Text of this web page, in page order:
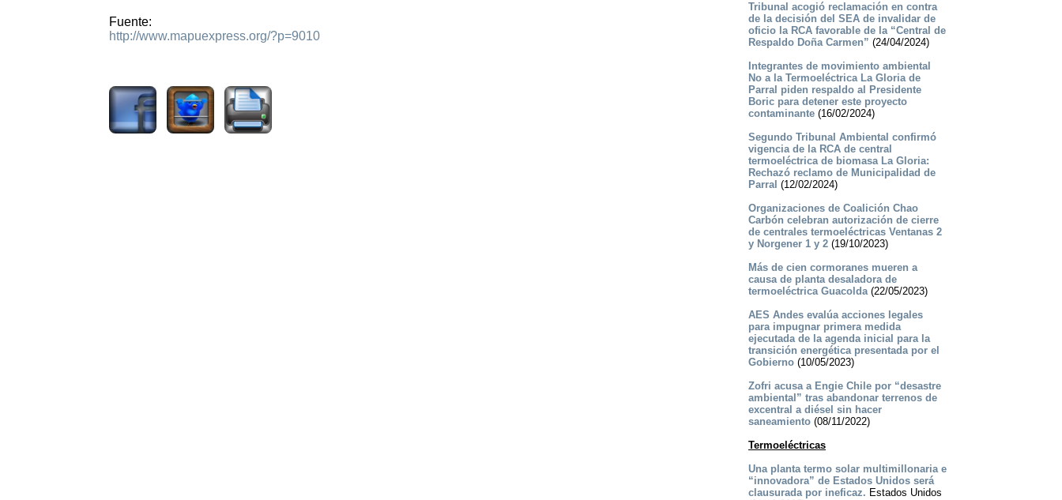
Fuente:
http://www.mapuexpress.org/?p=9010
Tribunal acogió reclamación en contra
de la decisión del SEA de invalidar de
oficio la RCA favorable de la “Central de
Respaldo Doña Carmen” (24/04/2024)
Integrantes de movimiento ambiental
No a la Termoeléctrica La Gloria de
Parral piden respaldo al Presidente
Boric para detener este proyecto
contaminante(16/02/2024)
Segundo Tribunal Ambiental confirmó
vigencia de la RCA de central
termoeléctrica de biomasa La Gloria:
Rechazó reclamo de Municipalidad de
Parral (12/02/2024)
Organizaciones de Coalición Chao
Carbón celebran autorización de cierre
de centrales termoeléctricas Ventanas 2
y Norgener 1 y 2(19/10/2023)
Más de cien cormoranes mueren a
causa de planta desaladora de
termoeléctrica Guacolda(22/05/2023)
AES Andes evalúa acciones legales
para impugnar primera medida
ejecutada de la agenda inicial para la
transición energética presentada por el
Gobierno(10/05/2023)
Zofri acusa a Engie Chile por “desastre
ambiental” tras abandonar terrenos de
excentral a diésel sin hacer
saneamiento(08/11/2022)
Termoeléctricas
Una planta termo solar multimillonaria e
“innovadora” de Estados Unidos será
clausurada por ineficaz. Estados Unidos